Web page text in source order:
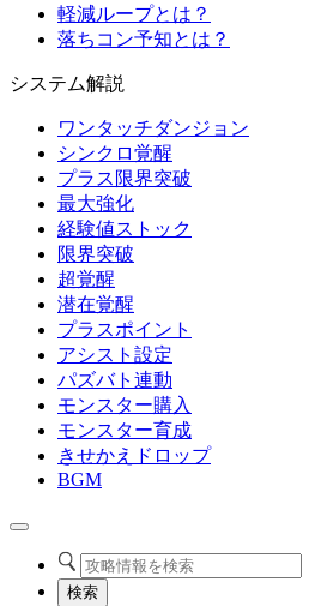
軽減ループとは？
落ちコン予知とは？
システム解説
ワンタッチダンジョン
シンクロ覚醒
プラス限界突破
最大強化
経験値ストック
限界突破
超覚醒
潜在覚醒
プラスポイント
アシスト設定
パズバト連動
モンスター購入
モンスター育成
きせかえドロップ
BGM
検索